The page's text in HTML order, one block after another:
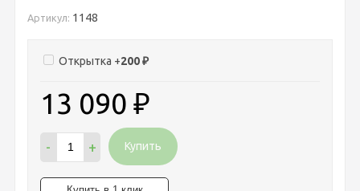
Артикул: 1148
Открытка +200₽
13 090 ₽
- + Купить